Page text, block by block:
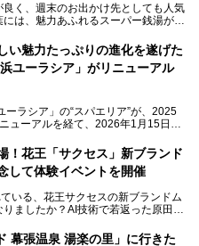
く、週末のお出かけ先としても人気
は、魅力あふれるスーパー銭湯がた
のいたい」「海が見える絶景で非日
連れでも気兼ねなく1日過ごした
応える施設が揃っているため、その日
きっと見つかるはずです。
間営業で深夜まで滞在できる施設
ーキングスペースを備えた仕事もでき
だの入浴施設にとどまらない進化を
ー銭湯から絶景施設、コワーキング
スが充実した施設、子連れファミリー
に合わせたおすすめの施設を紹介しま
い魅力たっぷりの進化を遂げた
ユーラシア」がリニューアル
ーラシア」の“スパエリア”が、2025
ューアルを経て、2026年1月15日
わった浴場・サウナの魅力を、人気キ
ん」と一緒にご紹介します。必見の
舞浜ユーラシア【PR】
！花王「サクセス」新ブランド
して体験イベントを開催
いる、花王サクセスの新ブランドム
ましたか？AI技術で若返った原田泰
公開を記念して、スパメッツァおおた
幕張温泉 湯楽の里」に行きた